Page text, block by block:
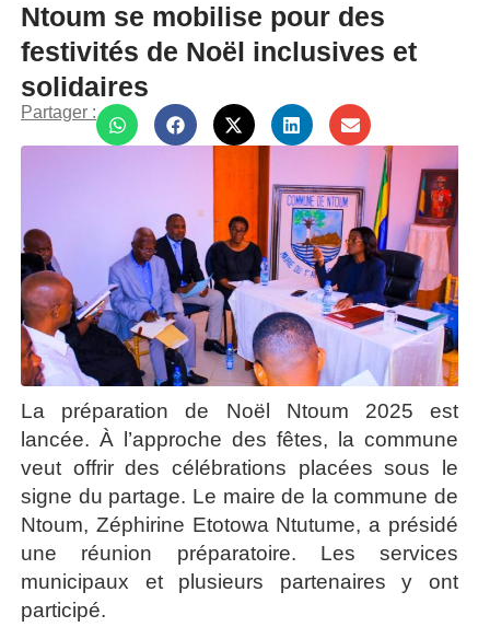
Ntoum se mobilise pour des
festivités de Noël inclusives et
solidaires
Partager :
La préparation de Noël Ntoum 2025 est
lancée. À l’approche des fêtes, la commune
veut offrir des célébrations placées sous le
signe du partage. Le maire de la commune de
Ntoum, Zéphirine Etotowa Ntutume, a présidé
une réunion préparatoire. Les services
municipaux et plusieurs partenaires y ont
participé.